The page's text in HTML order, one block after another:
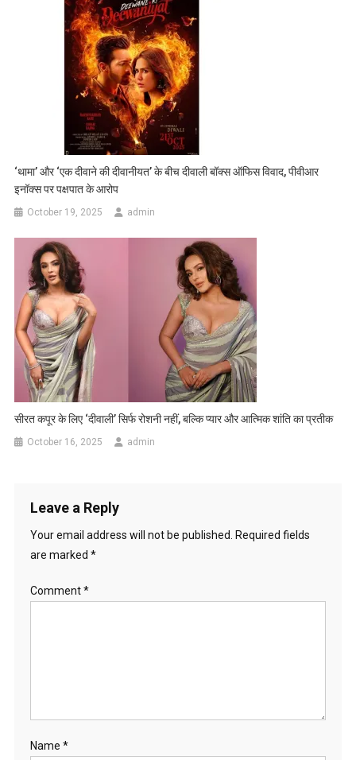
‘थामा’ और ‘एक दीवाने की दीवानीयत’ के बीच दीवाली बॉक्स ऑफिस विवाद, पीवीआर
इनॉक्स पर पक्षपात के आरोप
October 19, 2025 admin
सीरत कपूर के लिए ‘दीवाली’ सिर्फ रोशनी नहीं, बल्कि प्यार और आत्मिक शांति का प्रतीक
October 16, 2025 admin
Leave a Reply
Your email address will not be published. Required fields
are marked *
Comment*
Name *